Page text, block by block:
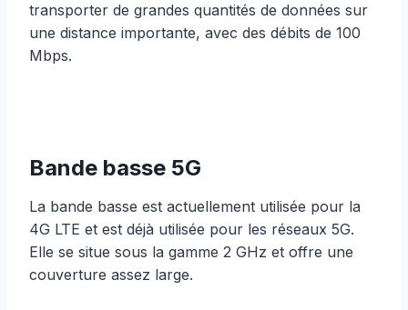
transporter de grandes quantités de données sur
une distance importante, avec des débits de 100
Mbps.
Bande basse 5G
La bande basse est actuellement utilisée pour la
4G LTE et est déjà utilisée pour les réseaux 5G.
Elle se situe sous la gamme 2 GHz et offre une
couverture assez large.